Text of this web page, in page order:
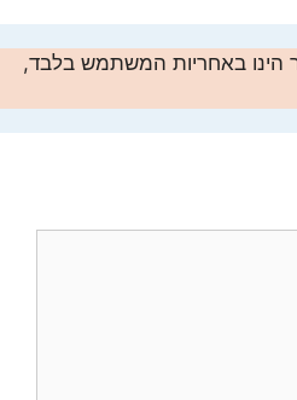
הינו באחריות המשתמש בלבד,